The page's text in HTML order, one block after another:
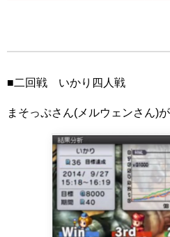
■二回戦 いかり四人戦
まそっぷさん(メルウェンさん)が